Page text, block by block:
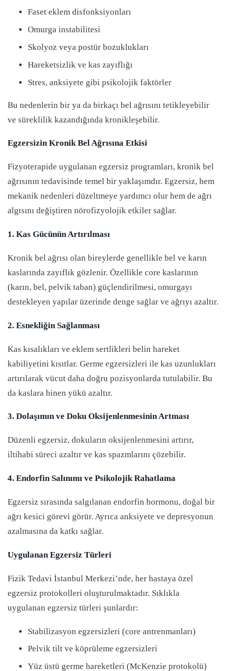
Faset eklem disfonksiyonları
Omurga instabilitesi
Skolyoz veya postür bozuklukları
Hareketsizlik ve kas zayıflığı
Stres, anksiyete gibi psikolojik faktörler
Bu nedenlerin bir ya da birkaçı bel ağrısını tetikleyebilir
ve süreklilik kazandığında kronikleşebilir.
Egzersizin Kronik Bel Ağrısına Etkisi
Fizyoterapide uygulanan egzersiz programları, kronik bel
ağrısının tedavisinde temel bir yaklaşımdır. Egzersiz, hem
mekanik nedenleri düzeltmeye yardımcı olur hem de ağrı
algısını değiştiren nörofizyolojik etkiler sağlar.
1. Kas Gücünün Artırılması
Kronik bel ağrısı olan bireylerde genellikle bel ve karın
kaslarında zayıflık gözlenir. Özellikle core kaslarının
(karın, bel, pelvik taban) güçlendirilmesi, omurgayı
destekleyen yapılar üzerinde denge sağlar ve ağrıyı azaltır.
2. Esnekliğin Sağlanması
Kas kısalıkları ve eklem sertlikleri belin hareket
kabiliyetini kısıtlar. Germe egzersizleri ile kas uzunlukları
artırılarak vücut daha doğru pozisyonlarda tutulabilir. Bu
da kaslara binen yükü azaltır.
3. Dolaşımın ve Doku Oksijenlenmesinin Artması
Düzenli egzersiz, dokuların oksijenlenmesini artırır,
iltihabi süreci azaltır ve kas spazmlarını çözebilir.
4. Endorfin Salınımı ve Psikolojik Rahatlama
Egzersiz sırasında salgılanan endorfin hormonu, doğal bir
ağrı kesici görevi görür. Ayrıca anksiyete ve depresyonun
azalmasına da katkı sağlar.
Uygulanan Egzersiz Türleri
Fizik Tedavi İstanbul Merkezi’nde, her hastaya özel
egzersiz protokolleri oluşturulmaktadır. Sıklıkla
uygulanan egzersiz türleri şunlardır:
Stabilizasyon egzersizleri (core antrenmanları)
Pelvik tilt ve köprüleme egzersizleri
Yüz üstü germe hareketleri (McKenzie protokolü)